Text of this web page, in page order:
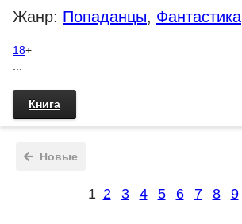
Жанр: Попаданцы, Фантастика
18+
Книга
Новые
1 2 3 4 5 6 7 8 9